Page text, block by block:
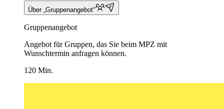
Über „Gruppenangebot“
Gruppenangebot
Angebot für Gruppen, das Sie beim MPZ mit
Wunschtermin anfragen können.
120 Min.